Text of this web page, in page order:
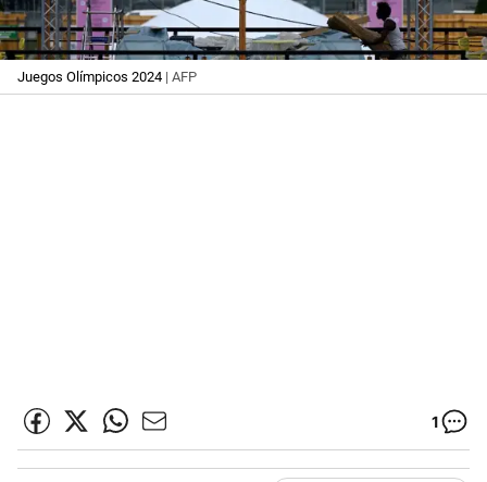
Juegos Olímpicos 2024 | AFP
1